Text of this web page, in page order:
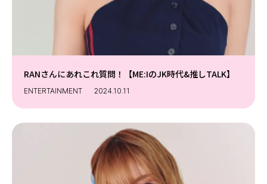
RANさんにあれこれ質問！【ME:IのJK時代&推しTALK】
ENTERTAINMENT 2024.10.11